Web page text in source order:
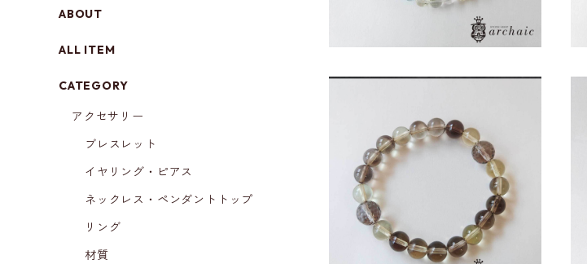
カット入りスモーキークォーツとスモ
ーキーシトリンのブレスレット
SOLD OUT
ABOUT
ALL ITEM
CATEGORY
アクセサリー
ブレスレット
イヤリング・ピアス
ネックレス・ペンダントトップ
リング
材質